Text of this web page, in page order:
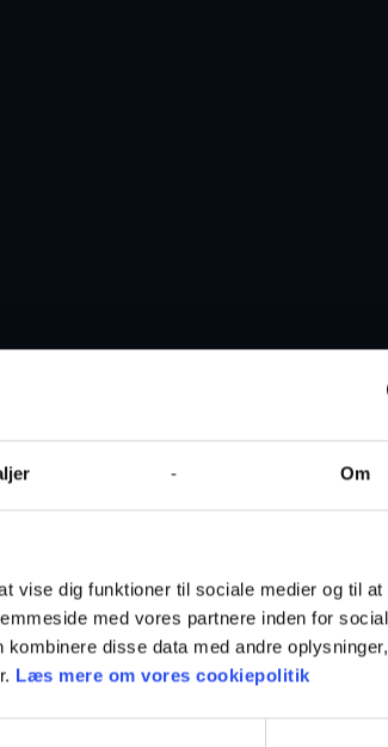
Om
vise dig funktioner til sociale medier og til at
med vores partnere inden for
disse data med andre
Læs mere om vores cookiepolitik